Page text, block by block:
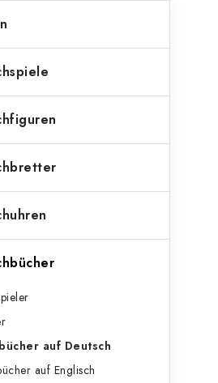
auf Deutsch
auf Englisch